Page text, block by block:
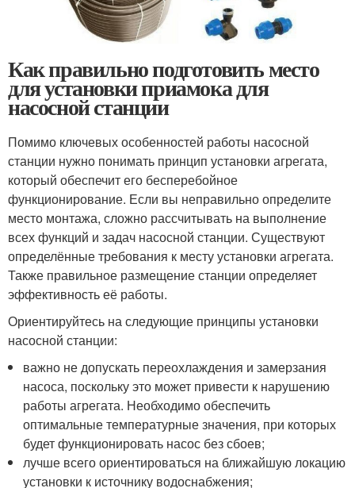
Как правильно подготовить место
для установки приамока для
насосной станции
Помимо ключевых особенностей работы насосной
станции нужно понимать принцип установки агрегата,
который обеспечит его бесперебойное
функционирование. Если вы неправильно определите
место монтажа, сложно рассчитывать на выполнение
всех функций и задач насосной станции. Существуют
определённые требования к месту установки агрегата.
Также правильное размещение станции определяет
эффективность её работы.
Ориентируйтесь на следующие принципы установки
насосной станции:
важно не допускать переохлаждения и замерзания
насоса, поскольку это может привести к нарушению
работы агрегата. Необходимо обеспечить
оптимальные температурные значения, при которых
будет функционировать насос без сбоев;
лучше всего ориентироваться на ближайшую локацию
установки к источнику водоснабжения;